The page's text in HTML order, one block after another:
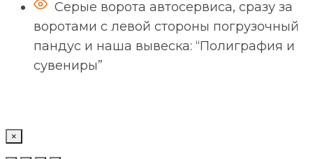
Серые ворота автосервиса, сразу за
воротами с левой стороны погрузочный
пандус и наша вывеска: “Полиграфия и
сувениры”
×